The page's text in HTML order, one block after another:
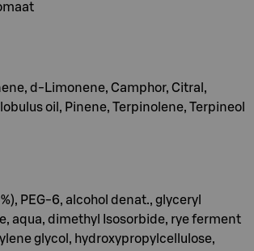
d-Limonene, Camphor, Citral,
oil, Pinene, Terpinolene, Terpineol
PEG-6, alcohol denat., glyceryl
aqua, dimethyl Isosorbide, rye ferment
glycol, hydroxypropylcellulose,